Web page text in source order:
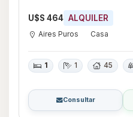
U$S 464 ALQUILER
Aires Puros Casa
1 1 45
Consultar